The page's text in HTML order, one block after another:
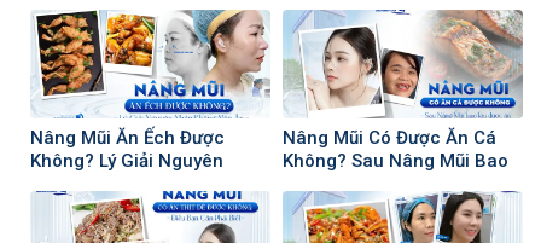
Nâng Mũi Ăn Ếch Được
Không? Lý Giải Nguyên
Nâng Mũi Có Được Ăn Cá
Không? Sau Nâng Mũi Bao